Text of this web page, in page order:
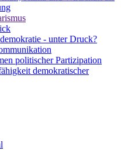
- unter Druck?
politischer Partizipation
demokratischer